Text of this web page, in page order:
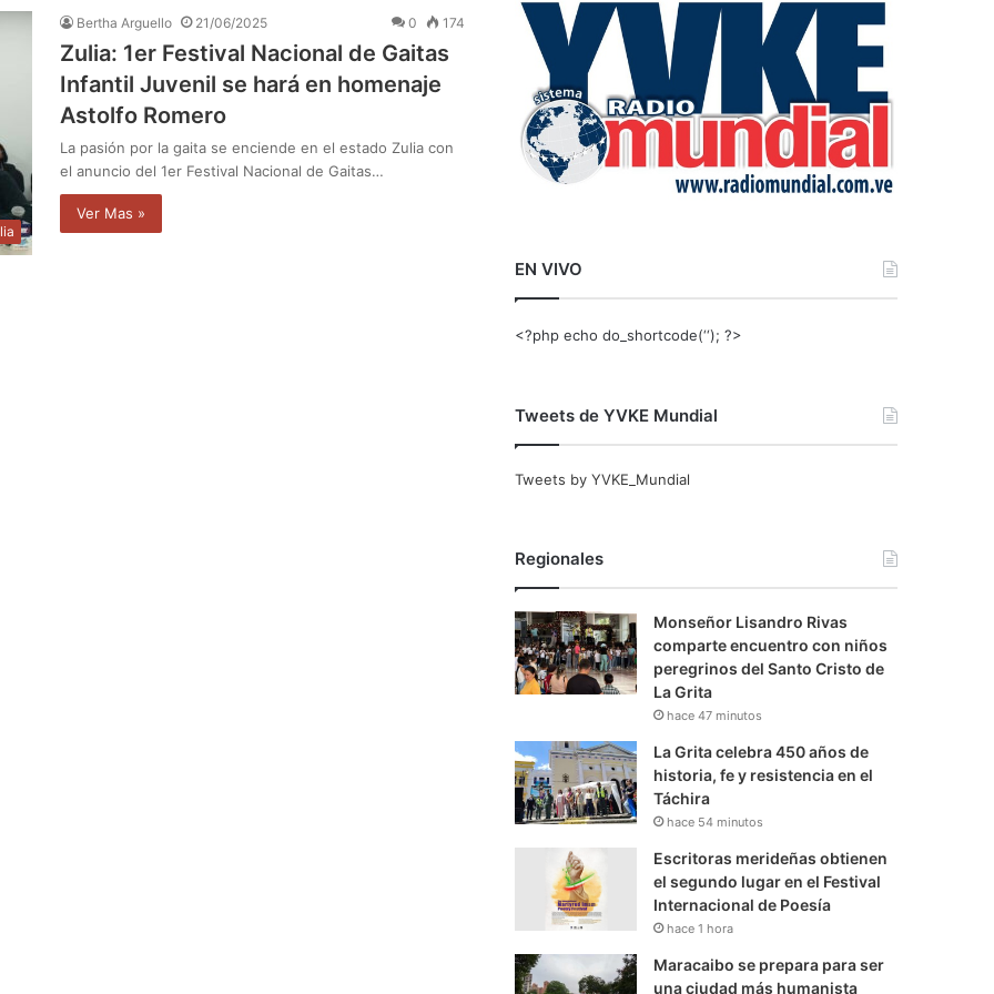
Bertha Arguello 21/06/2025 0 174
Zulia: 1er Festival Nacional de Gaitas
Infantil Juvenil se hará en homenaje
Astolfo Romero
La pasión por la gaita se enciende en el estado Zulia con
el anuncio del 1er Festival Nacional de Gaitas…
Ver Mas »
r
EN VIVO
<?php echo do_shortcode(‘‘); ?>
Tweets de YVKE Mundial
Tweets by YVKE_Mundial
Regionales
Monseñor Lisandro Rivas
comparte encuentro con niños
peregrinos del Santo Cristo de
La Grita
hace 47 minutos
La Grita celebra 450 años de
historia, fe y resistencia en el
Táchira
hace 54 minutos
Escritoras merideñas obtienen
el segundo lugar en el Festival
Internacional de Poesía
hace 1 hora
Maracaibo se prepara para ser
una ciudad más humanista